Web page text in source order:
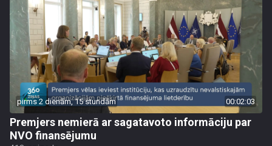
pirms 2 dienām, 15 stundām 00:02:03
Premjers nemierā ar sagatavoto informāciju par
NVO finansējumu